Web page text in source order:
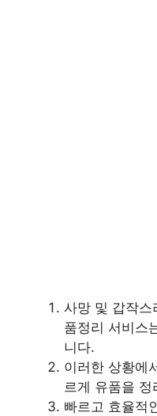
사망 및 갑작스
품정리 서비스
니다.
이러한 상황에
르게 유품을 정
빠르고 효율적